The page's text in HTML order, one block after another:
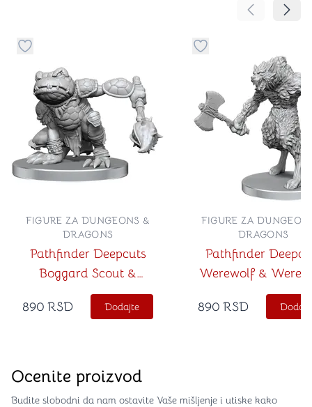
Pomeranje
Dugme za dodavanje stvari u kategoriju omiljeno
Pathfinder Deepcuts
Boggard Scout &
Castoroides
FIGURE ZA DUNGEONS &
DRAGONS
890 RSD Dodajte
Dugme za dodavanje
Pathfinder
Werewolf &
FIGURE ZA
DRAGONS
890 RSD
Ocenite proizvod
Budite slobodni da nam ostavite Vaše mišljenje i utiske kako